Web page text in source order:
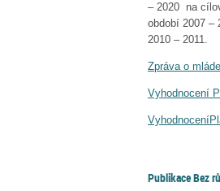
– 2020 na
období 2007 –
2010 – 2011.
Zpráva o
Vyhodnocení
Publikace Bez